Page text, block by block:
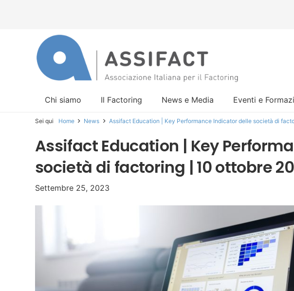
Chi siamo Il Factoring News e Media Eventi e
Sei qui Home News Assifact Education | Key Performance Indicator delle società di
Assifact Education | Key
società di factoring | 10 ottobre
Settembre 25, 2023